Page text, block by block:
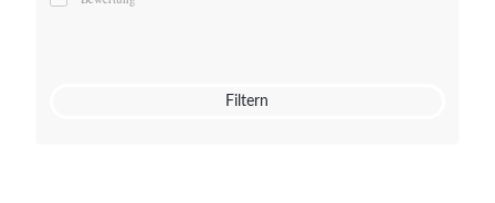
Mato von Vogelstein
Filtern